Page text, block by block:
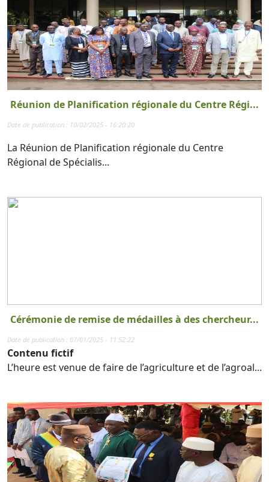
Réunion de Planification régionale du Centre Régi...
Date de publication : 10/02/2025 - 16:20:20
La Réunion de Planification régionale du Centre
Régional de Spécialis...
Cérémonie de remise de médailles à des chercheur...
Date de publication : 07/01/2025 - 11:52:22
Contenu fictif
L’heure est venue de faire de l’agriculture et de l’agroal...